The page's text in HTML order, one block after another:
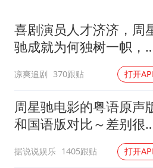
喜剧演员人才济济，周
驰成就为何独树一帜，
凉爽追剧 370跟贴 打开
周星驰电影的粤语原声
和国语版对比～差别很
大！讲粤语的星爷才是
自己！
据说说娱乐 1405跟贴 打开